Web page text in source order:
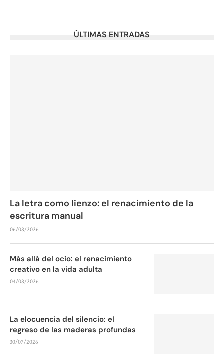
ÚLTIMAS ENTRADAS
La letra como lienzo: el renacimiento de la
escritura manual
06/08/2026
Más allá del ocio: el renacimiento
creativo en la vida adulta
04/08/2026
La elocuencia del silencio: el
regreso de las maderas profundas
30/07/2026